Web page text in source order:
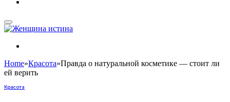
Home»Красота»Правда о натуральной косметике — стоит ли
ей верить
Красота